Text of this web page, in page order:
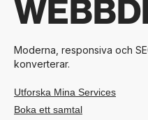
Moderna, responsiva och
konverterar.
Utforska Mina Services
Boka ett samtal